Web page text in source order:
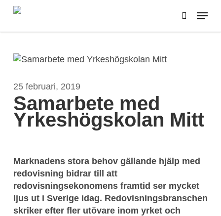
Skip
main
search
Menu
25 februari, 2019
Samarbete med
Yrkeshögskolan Mitt
Marknadens stora behov gällande hjälp med
redovisning bidrar till att
redovisningsekonomens framtid ser mycket
ljus ut i Sverige idag. Redovisningsbranschen
skriker efter fler utövare inom yrket och